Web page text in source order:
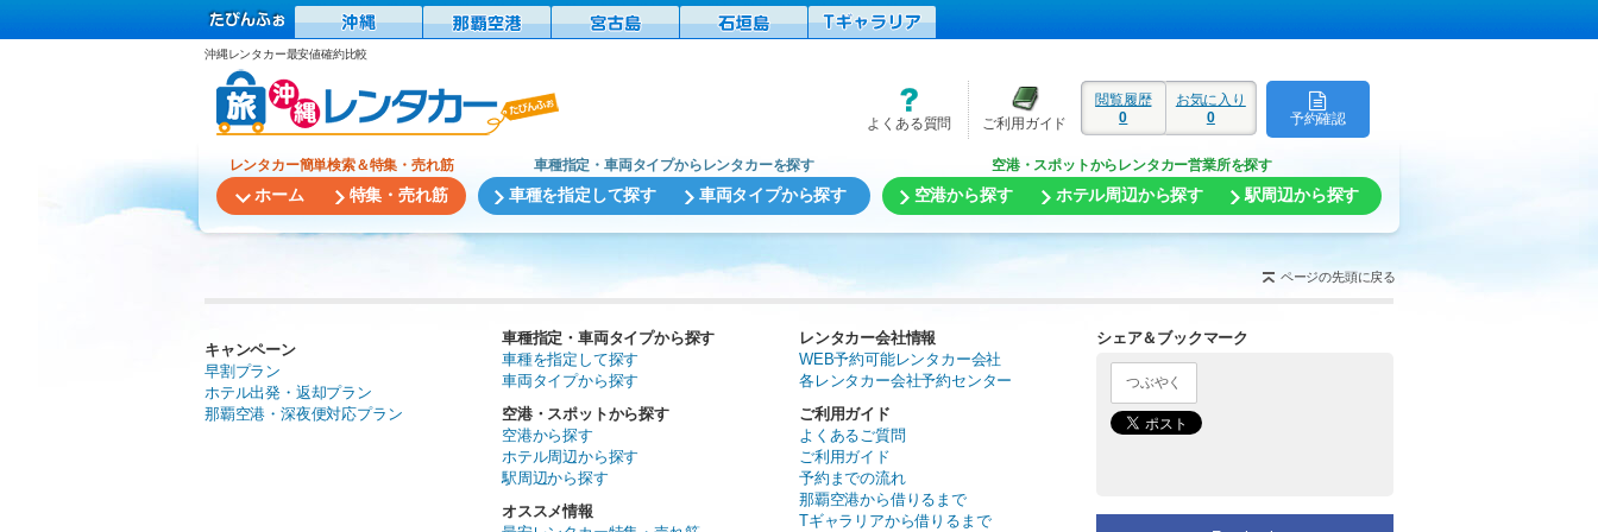
沖縄レンタカー最安値確約比較
予約確認
閲覧履歴
0
お気に入り
0
よくある質問 ご利用ガイド
レンタカー簡単検索＆特集・売れ筋
ホーム 特集・売れ筋
車種指定・車両タイプからレンタカーを探す
車種を指定して探す 車両タイプから探す
空港・スポットからレンタカー営業所を探す
空港から探す ホテル周辺から探す 駅周辺から探す
ページの先頭に戻る
キャンペーン
早割プラン
ホテル出発・返却プラン
那覇空港・深夜便対応プラン
車種指定・車両タイプから探す
車種を指定して探す
車両タイプから探す
空港・スポットから探す
空港から探す
ホテル周辺から探す
駅周辺から探す
オススメ情報
レンタカー会社情報
WEB予約可能レンタカー会社
各レンタカー会社予約センター
ご利用ガイド
よくあるご質問
ご利用ガイド
予約までの流れ
那覇空港から借りるまで
Tギャラリアから借りるまで
シェア＆ブックマーク